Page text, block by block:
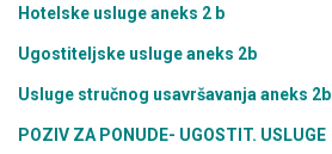
Hotelske usluge aneks 2 b
Ugostiteljske usluge aneks 2b
Usluge stručnog usavršavanja aneks 2b
POZIV ZA PONUDE- UGOSTIT. USLUGE